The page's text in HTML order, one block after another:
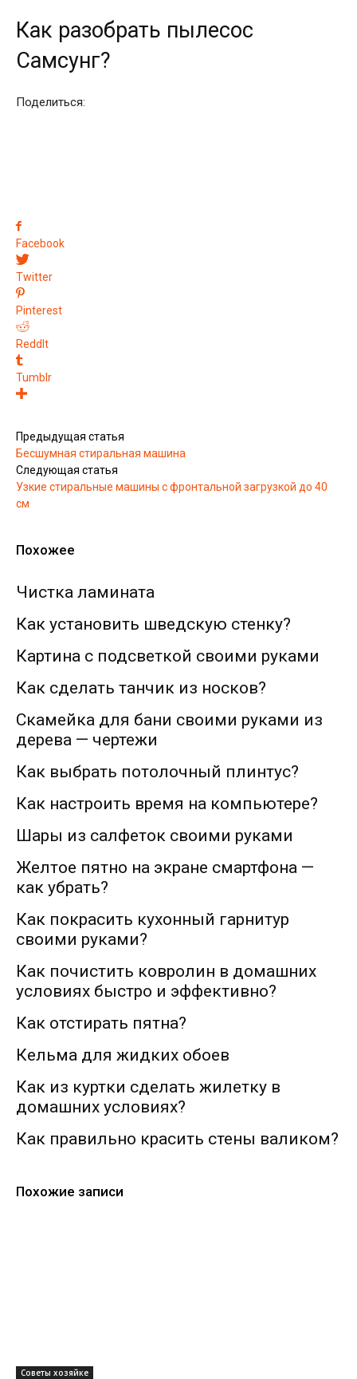
Как разобрать пылесос
Самсунг?
Поделиться:
Facebook
Twitter
Pinterest
ReddIt
Tumblr
Предыдущая статья
Бесшумная стиральная машина
Следующая статья
Узкие стиральные машины с фронтальной загрузкой до 40
см
Похожее
Чистка ламината
Как установить шведскую стенку?
Картина с подсветкой своими руками
Как сделать танчик из носков?
Скамейка для бани своими руками из
дерева — чертежи
Как выбрать потолочный плинтус?
Как настроить время на компьютере?
Шары из салфеток своими руками
Желтое пятно на экране смартфона —
как убрать?
Как покрасить кухонный гарнитур
своими руками?
Как почистить ковролин в домашних
условиях быстро и эффективно?
Как отстирать пятна?
Кельма для жидких обоев
Как из куртки сделать жилетку в
домашних условиях?
Как правильно красить стены валиком?
Похожие записи
Советы хозяйке